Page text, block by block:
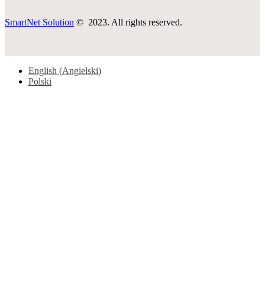
SmartNet Solution © 2023. All rights reserved.
English (Angielski)
Polski